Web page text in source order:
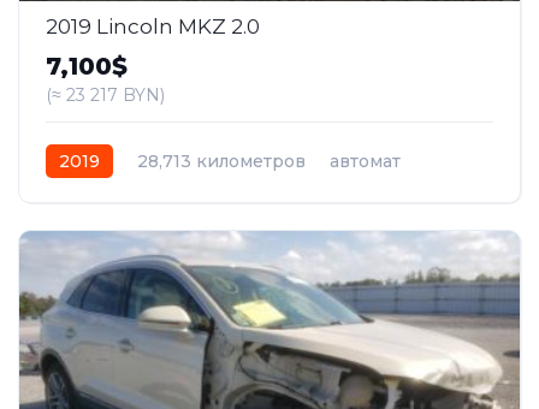
2019 Lincoln MKZ 2.0
7,100$
(≈ 23 217 BYN)
2019 28,713 километров
автомат